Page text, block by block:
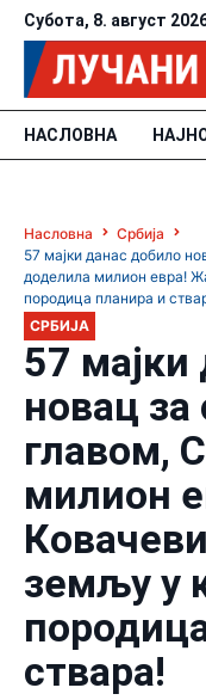
Субота, 8. август
НАСЛОВНА
Насловна
Србија
57 мајки данас добило
доделила милион евра!
породица планира и
СРБИЈА
57
новац за
главом,
милион
земљу у
ствара!